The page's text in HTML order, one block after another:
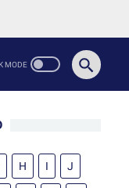
H I J